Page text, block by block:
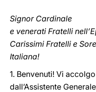
Signor Cardinale
e venerati Fratelli
Carissimi Fratelli e
Italiana!
1. Benvenuti! Vi
dall’Assistente